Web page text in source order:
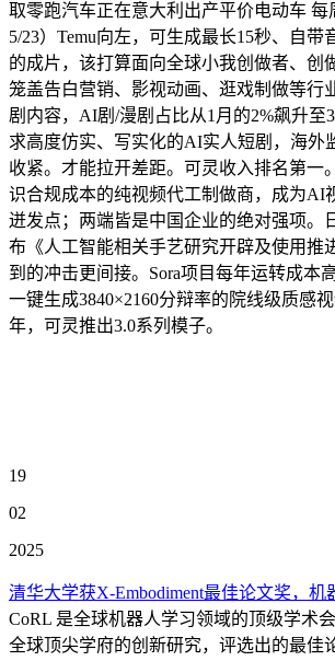
取零跑汽车正在意大利出产平价电动车 每
5/23）Temu向左，可生成最长15秒、自带
的成片，该打算面向全球小我创做者、创
笼盖告白营销、影视动画、逛戏制做等行
剧内容，AI剧/漫剧占比从1月的2%飙升至
求高度仿实、写实化的AI实人短剧，海外
收紧。才能拉开差距。可灵收入排名第一
识合规成本的纯视频代工制做商，成为AI
迸发点；两端皆是中国企业的绝对强项。
布《人工智能相关手艺研究开辟及使用推
到的冲击更间接。Sora项目每年运转成本
一键生成3840×2160分辩率的院线级质感
年，可灵推出3.0系列模子。
19
02
2025
清华大学获X-Embodiment最佳论文奖，机
CoRL 是全球机器人学习领域的顶级学术
全球顶尖学府的创新研究，评选出的最佳